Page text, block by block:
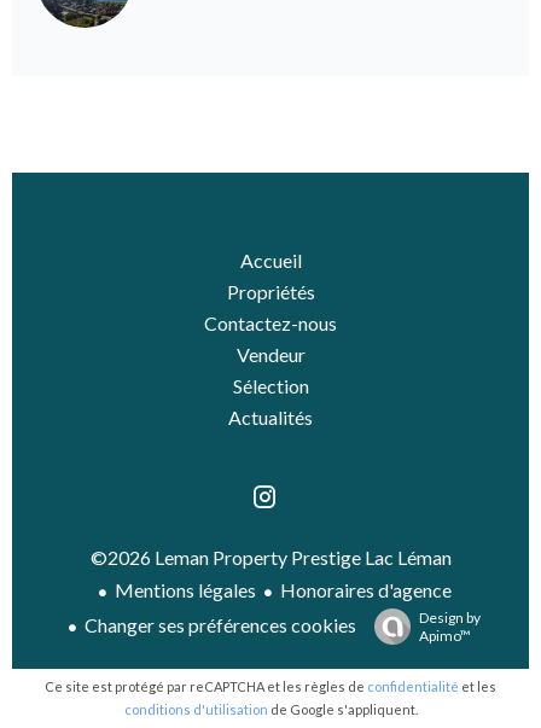
Accueil
Propriétés
Contactez-nous
Vendeur
Sélection
Actualités
©2026 Leman Property Prestige Lac Léman
Mentions légales
Honoraires d'agence
Changer ses préférences cookies
Design by
Apimo™
Ce site est protégé par reCAPTCHA et les règles de confidentialité et les
conditions d'utilisation de Google s'appliquent.